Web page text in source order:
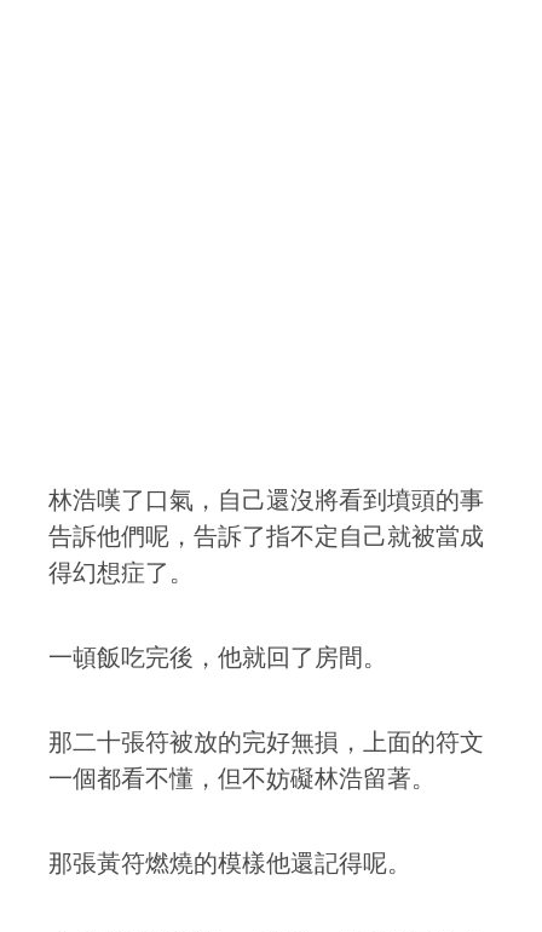
林浩嘆了口氣，自己還沒將看到墳頭的事
告訴他們呢，告訴了指不定自己就被當成
得幻想症了。
一頓飯吃完後，他就回了房間。
那二十張符被放的完好無損，上面的符文
一個都看不懂，但不妨礙林浩留著。
那張黃符燃燒的模樣他還記得呢。